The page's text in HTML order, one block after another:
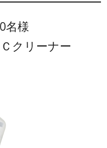
名様
クリーナー